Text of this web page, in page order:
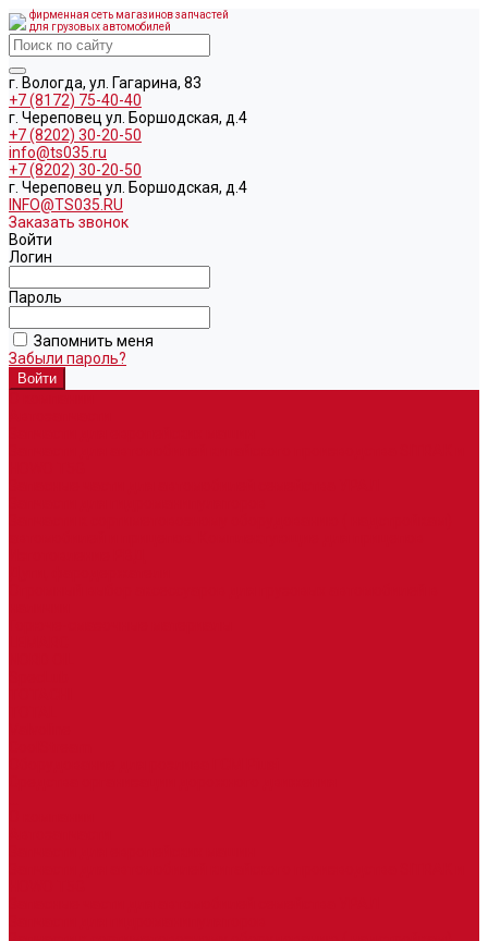
фирменная сеть магазинов запчастей
для грузовых автомобилей
г. Вологда, ул. Гагарина, 83
+7 (8172) 75-40-40
г. Череповец ул. Боршодская, д.4
+7 (8202) 30-20-50
info@ts035.ru
+7 (8202) 30-20-50
г. Череповец ул. Боршодская, д.4
INFO@TS035.RU
Заказать звонок
Войти
Логин
Пароль
Запомнить меня
Забыли пароль?